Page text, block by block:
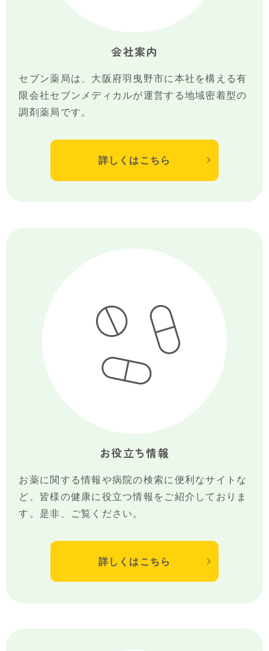
会社案内
セブン薬局は、大阪府羽曳野市に本社を構える有
限会社セブンメディカルが運営する地域密着型の
調剤薬局です。
詳しくはこちら
お役立ち情報
お薬に関する情報や病院の検索に便利なサイトな
ど、皆様の健康に役立つ情報をご紹介しておりま
す。是非、ご覧ください。
詳しくはこちら